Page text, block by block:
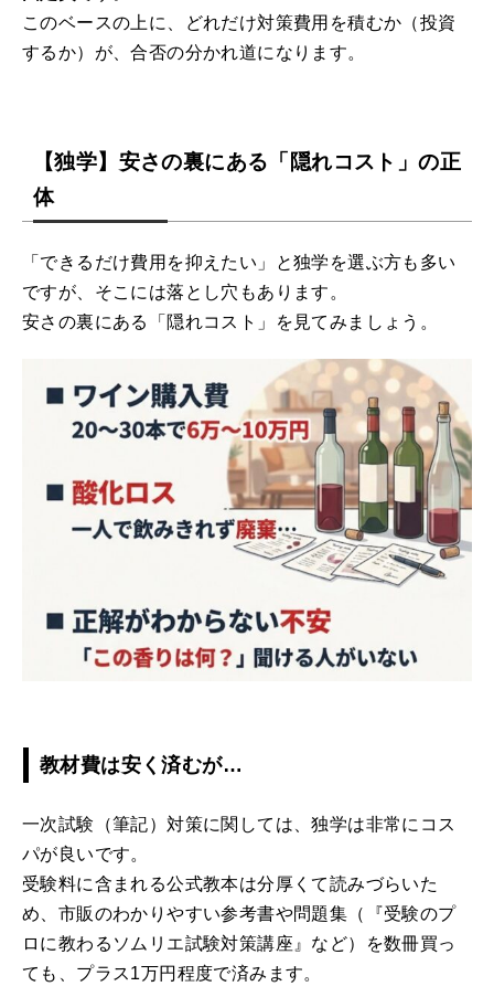
このベースの上に、どれだけ対策費用を積むか（投資
するか）が、合否の分かれ道になります。
【独学】安さの裏にある「隠れコスト」の正
体
「できるだけ費用を抑えたい」と独学を選ぶ方も多い
ですが、そこには落とし穴もあります。
安さの裏にある「隠れコスト」を見てみましょう。
教材費は安く済むが…
一次試験（筆記）対策に関しては、独学は非常にコス
パが良いです。
受験料に含まれる公式教本は分厚くて読みづらいた
め、市販のわかりやすい参考書や問題集（『受験のプ
ロに教わるソムリエ試験対策講座』など）を数冊買っ
ても、プラス1万円程度で済みます。